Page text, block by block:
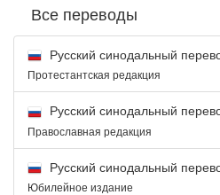
Все переводы
Русский синодальный
Протестантская редакция
Русский синодальный
Православная редакция
Русский синодальный
Юбилейное издание